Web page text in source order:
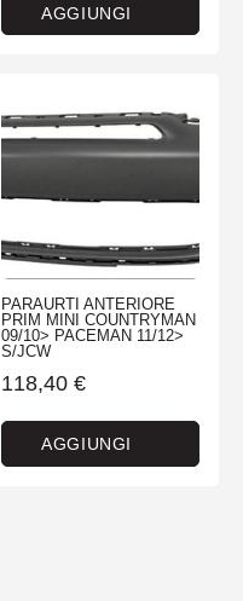
AGGIUNGI
PARAURTI ANTERIORE
PRIM MINI COUNTRYMAN
09/10> PACEMAN 11/12>
S/JCW
118,40 €
AGGIUNGI